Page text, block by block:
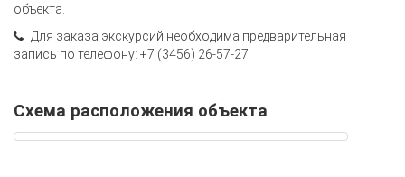
объекта.
Для заказа экскурсий необходима предварительная
запись по телефону: +7 (3456) 26-57-27
Схема расположения объекта